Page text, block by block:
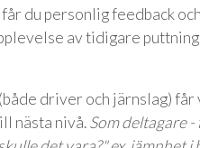
du personlig feedback
av tidigare puttning
driver och järnslag)
nästa nivå.Som deltagare